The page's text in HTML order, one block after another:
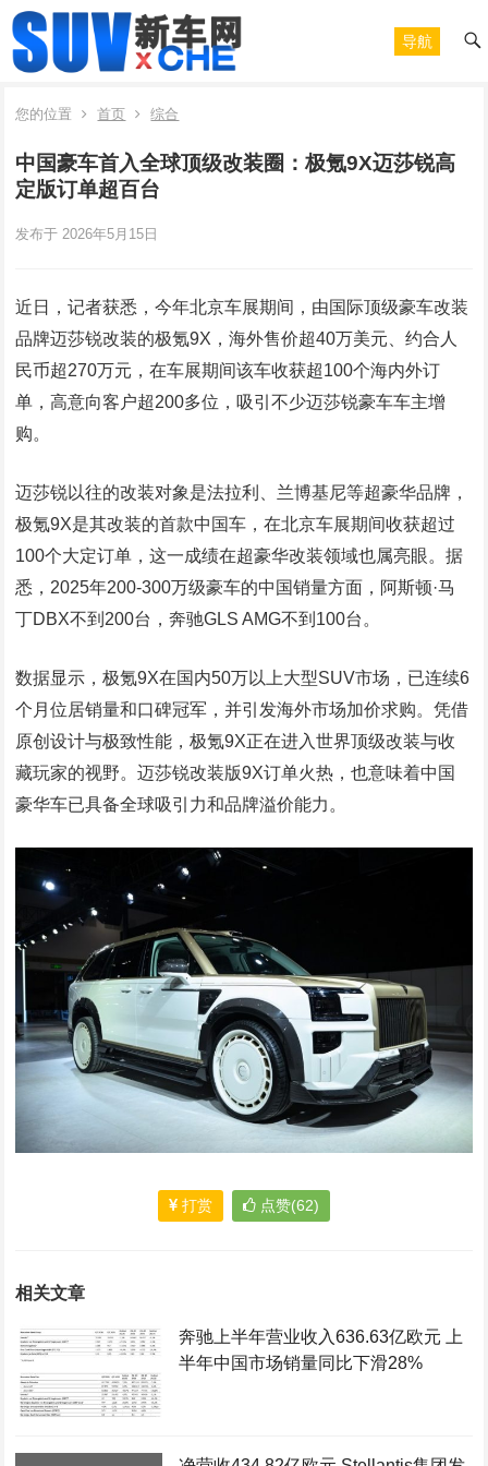
导航
您的位置 首页 综合
中国豪车首入全球顶级改装圈：极氪9X迈莎锐高
定版订单超百台
发布于 2026年5月15日
近日，记者获悉，今年北京车展期间，由国际顶级豪车改装
品牌迈莎锐改装的极氪9X，海外售价超40万美元、约合人
民币超270万元，在车展期间该车收获超100个海内外订
单，高意向客户超200多位，吸引不少迈莎锐豪车车主增
购。
迈莎锐以往的改装对象是法拉利、兰博基尼等超豪华品牌，
极氪9X是其改装的首款中国车，在北京车展期间收获超过
100个大定订单，这一成绩在超豪华改装领域也属亮眼。据
悉，2025年200-300万级豪车的中国销量方面，阿斯顿·马
丁DBX不到200台，奔驰GLS AMG不到100台。
数据显示，极氪9X在国内50万以上大型SUV市场，已连续6
个月位居销量和口碑冠军，并引发海外市场加价求购。凭借
原创设计与极致性能，极氪9X正在进入世界顶级改装与收
藏玩家的视野。迈莎锐改装版9X订单火热，也意味着中国
豪华车已具备全球吸引力和品牌溢价能力。
打赏 点赞(62)
相关文章
奔驰上半年营业收入636.63亿欧元 上
半年中国市场销量同比下滑28%